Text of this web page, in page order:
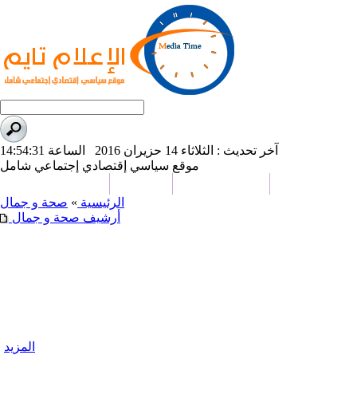
آخر تحديث : الثلاثاء 14 حزيران 2016 الساعة 14:54:31
موقع سياسي إقتصادي إجتماعي شامل
الرئيسية » صحة و جمال
أرشيف صحة و جمال
المزيد